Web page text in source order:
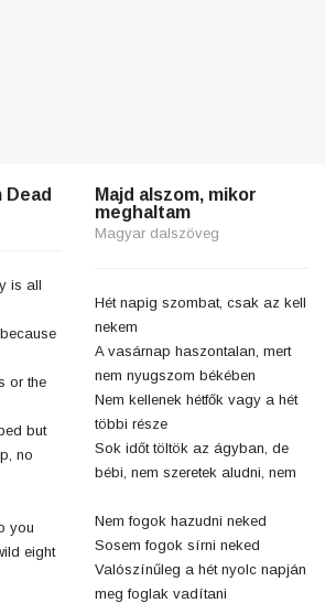
Dead
is all
or the
but
no
you
eight
Majd alszom, mikor
meghaltam
Magyar dalszöveg
Hét napig szombat, csak az kell
nekem
A vasárnap haszontalan, mert
nem nyugszom békében
Nem kellenek hétfők vagy a hét
többi része
Sok időt töltök az ágyban, de
bébi, nem szeretek aludni, nem
Nem fogok hazudni neked
Sosem fogok sírni neked
Valószínűleg a hét nyolc napján
meg foglak vadítani